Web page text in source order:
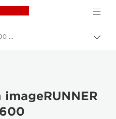
Canon Logo, back to
Продукты и решения для бизнеса
Принтеры и факсимильные аппараты для бизнеса
Серия imageRUNNER 2600 - Технические характеристики